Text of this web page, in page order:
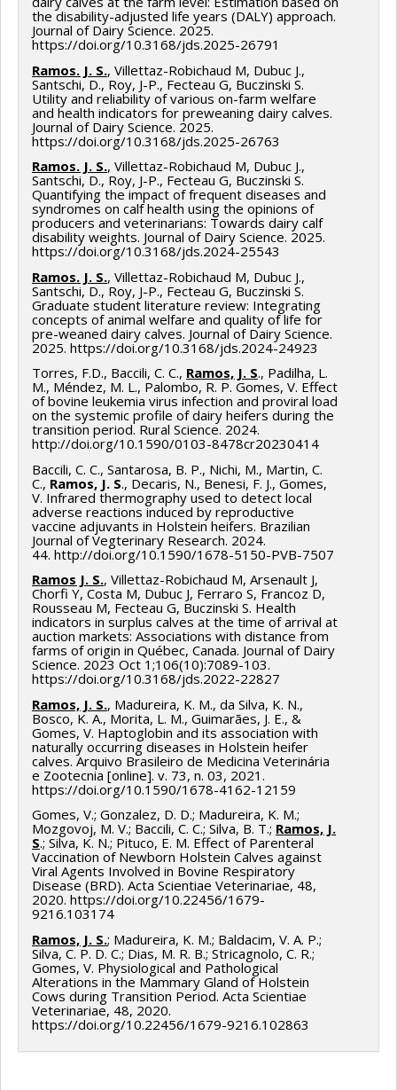
bioalimentaire 2023-2028 - Volet 2: Recherche
appliquée, développement expérimental et
adaptation technologique
the disability-adjusted life years (DALY) approach.
Journal of Dairy Science. 2025.
https://doi.org/10.3168/jds.2025-26791
Ramos. J. S., Villettaz-Robichaud M, Dubuc J.,
Santschi, D., Roy, J-P., Fecteau G, Buczinski S.
Utility and reliability of various on-farm welfare
and health indicators for preweaning dairy calves.
Journal of Dairy Science. 2025.
https://doi.org/10.3168/jds.2025-26763
Ramos. J. S., Villettaz-Robichaud M, Dubuc J.,
Santschi, D., Roy, J-P., Fecteau G, Buczinski S.
Quantifying the impact of frequent diseases and
syndromes on calf health using the opinions of
producers and veterinarians: Towards dairy calf
disability weights. Journal of Dairy Science. 2025.
https://doi.org/10.3168/jds.2024-25543
Ramos. J. S., Villettaz-Robichaud M, Dubuc J.,
Santschi, D., Roy, J-P., Fecteau G, Buczinski S.
Graduate student literature review: Integrating
concepts of animal welfare and quality of life for
pre-weaned dairy calves. Journal of Dairy Science.
2025. https://doi.org/10.3168/jds.2024-24923
Torres, F.D., Baccili, C. C., Ramos, J. S., Padilha, L.
M., Méndez, M. L., Palombo, R. P. Gomes, V. Effect
of bovine leukemia virus infection and proviral load
on the systemic profile of dairy heifers during the
transition period. Rural Science. 2024.
http://doi.org/10.1590/0103-8478cr20230414
Baccili, C. C., Santarosa, B. P., Nichi, M., Martin, C.
C., Ramos, J. S., Decaris, N., Benesi, F. J., Gomes,
V. Infrared thermography used to detect local
adverse reactions induced by reproductive
vaccine adjuvants in Holstein heifers. Brazilian
Journal of Vegterinary Research. 2024.
44. http://doi.org/10.1590/1678-5150-PVB-7507
Ramos J. S., Villettaz-Robichaud M, Arsenault J,
Chorfi Y, Costa M, Dubuc J, Ferraro S, Francoz D,
Rousseau M, Fecteau G, Buczinski S. Health
indicators in surplus calves at the time of arrival at
auction markets: Associations with distance from
farms of origin in Québec, Canada. Journal of Dairy
Science. 2023 Oct 1;106(10):7089-103.
https://doi.org/10.3168/jds.2022-22827
Ramos, J. S., Madureira, K. M., da Silva, K. N.,
Bosco, K. A., Morita, L. M., Guimarães, J. E., &
Gomes, V. Haptoglobin and its association with
naturally occurring diseases in Holstein heifer
calves. Arquivo Brasileiro de Medicina Veterinária
e Zootecnia [online]. v. 73, n. 03, 2021.
https://doi.org/10.1590/1678-4162-12159
Gomes, V.; Gonzalez, D. D.; Madureira, K. M.;
Mozgovoj, M. V.; Baccili, C. C.; Silva, B. T.; Ramos, J.
S.; Silva, K. N.; Pituco, E. M. Effect of Parenteral
Vaccination of Newborn Holstein Calves against
Viral Agents Involved in Bovine Respiratory
Disease (BRD). Acta Scientiae Veterinariae, 48,
2020. https://doi.org/10.22456/1679-
9216.103174
Ramos, J. S.; Madureira, K. M.; Baldacim, V. A. P.;
Silva, C. P. D. C.; Dias, M. R. B.; Stricagnolo, C. R.;
Gomes, V. Physiological and Pathological
Alterations in the Mammary Gland of Holstein
Cows during Transition Period. Acta Scientiae
Veterinariae, 48, 2020.
https://doi.org/10.22456/1679-9216.102863